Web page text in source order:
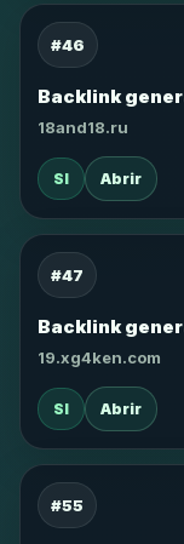
#46
Backlink
18and18.ru
SI Abrir
#47
Backlink
19.xg4ken.com
SI Abrir
#55